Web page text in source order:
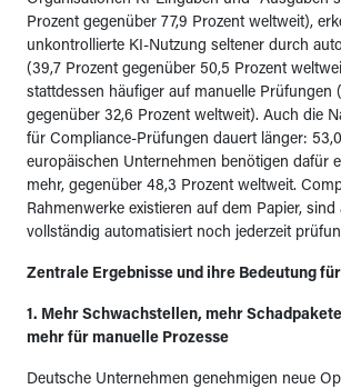
Prozent gegenüber 77,9 Prozent weltweit),
unkontrollierte KI-Nutzung seltener durch
(39,7 Prozent gegenüber 50,5 Prozent
stattdessen häufiger auf manuelle Prüfungen
gegenüber 32,6 Prozent weltweit). Auch die
für Compliance-Prüfungen dauert länger:
europäischen Unternehmen benötigen dafür
mehr, gegenüber 48,3 Prozent weltweit.
Rahmenwerke existieren auf dem Papier, sind
vollständig automatisiert noch jederzeit
Zentrale Ergebnisse und ihre Bedeutung
1. Mehr Schwachstellen, mehr
mehr für manuelle Prozesse
Deutsche Unternehmen genehmigen neue